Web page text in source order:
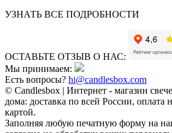
УЗНАТЬ ВСЕ ПОДРОБНОСТИ
ОСТАВЬТЕ ОТЗЫВ О НАС:
Мы принимаем:
Есть вопросы? hi@candlesbox.com
© Candlesbox | Интернет - магазин
дома: доставка по всей России, оплата
картой.
Заполняя любую печатную форму на